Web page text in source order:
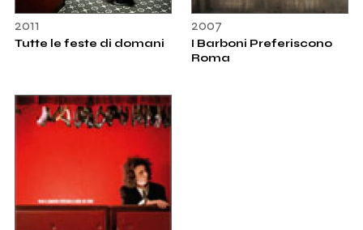
2011
Tutte le feste di domani
2007
I Barboni Preferiscono
Roma